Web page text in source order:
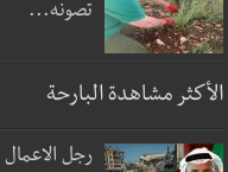
تصونه...
الأكثر مشاهدة البارحة